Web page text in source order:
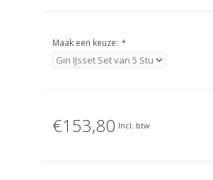
Maak een keuze: *
€153,80 Incl. btw